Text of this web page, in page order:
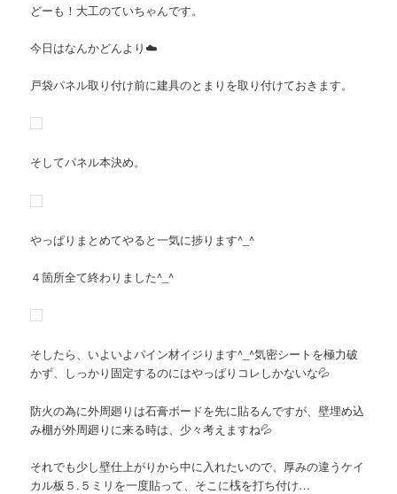
どーも！大工のていちゃんです。
今日はなんかどんより☁️
戸袋パネル取り付け前に建具のとまりを取り付けておきます。
そしてパネル本決め。
やっぱりまとめてやると一気に捗ります^_^
４箇所全て終わりました^_^
そしたら、いよいよパイン材イジります^_^気密シートを極力破
かず、しっかり固定するのにはやっぱりコレしかないな💦
防火の為に外周廻りは石膏ボードを先に貼るんですが、壁埋め込
み棚が外周廻りに来る時は、少々考えますね💦
それでも少し壁仕上がりから中に入れたいので、厚みの違うケイ
カル板５.５ミリを一度貼って、そこに桟を打ち付け…